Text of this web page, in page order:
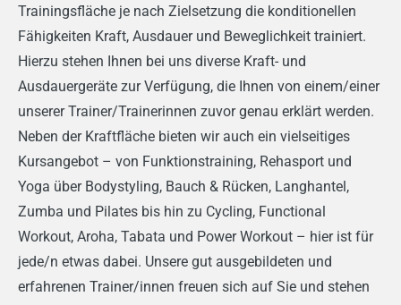
Trainingsfläche je nach Zielsetzung die konditionellen
Fähigkeiten Kraft, Ausdauer und Beweglichkeit trainiert.
Hierzu stehen Ihnen bei uns diverse Kraft- und
Ausdauergeräte zur Verfügung, die Ihnen von einem/einer
unserer Trainer/Trainerinnen zuvor genau erklärt werden.
Neben der Kraftfläche bieten wir auch ein vielseitiges
Kursangebot – von Funktionstraining, Rehasport und
Yoga über Bodystyling, Bauch & Rücken, Langhantel,
Zumba und Pilates bis hin zu Cycling, Functional
Workout, Aroha, Tabata und Power Workout – hier ist für
jede/n etwas dabei. Unsere gut ausgebildeten und
erfahrenen Trainer/innen freuen sich auf Sie und stehen